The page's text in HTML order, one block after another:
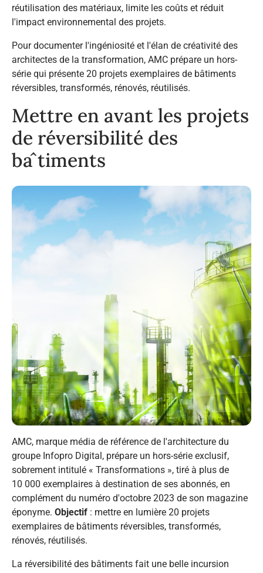
réutilisation des matériaux, limite les coûts et réduit
l'impact environnemental des projets.
Pour documenter l'ingéniosité et l'élan de créativité des
architectes de la transformation, AMC prépare un hors-
série qui présente 20 projets exemplaires de bâtiments
réversibles, transformés, rénovés, réutilisés.
Mettre en avant les projets
de réversibilité des
bâtiments
AMC, marque média de référence de l'architecture du
groupe Infopro Digital, prépare un hors-série exclusif,
sobrement intitulé « Transformations », tiré à plus de
10 000 exemplaires à destination de ses abonnés, en
complément du numéro d'octobre 2023 de son magazine
éponyme. Objectif : mettre en lumière 20 projets
exemplaires de bâtiments réversibles, transformés,
rénovés, réutilisés.
La réversibilité des bâtiments fait une belle incursion